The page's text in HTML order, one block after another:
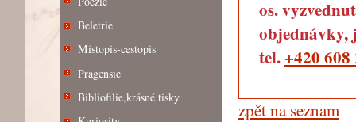
Beletrie
Místopis-cestopis
Pragensie
Bibliofilie,krásné tisky
os.
objednávky,
tel. +420 608
zpět na seznam